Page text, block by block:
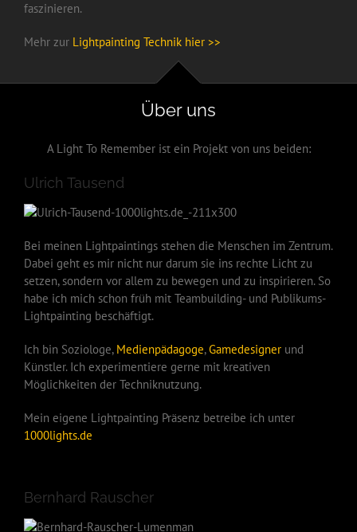
faszinieren.
Mehr zur Lightpainting Technik hier >>
Über uns
A Light To Remember ist ein Projekt von uns beiden:
Ulrich Tausend
Bei meinen Lightpaintings stehen die Menschen im Zentrum.
Dabei geht es mir nicht nur darum sie ins rechte Licht zu
setzen, sondern vor allem zu bewegen und zu inspirieren. So
habe ich mich schon früh mit Teambuilding- und Publikums-
Lightpainting beschäftigt.
Ich bin Soziologe, Medienpädagoge,Gamedesigner und
Künstler. Ich experimentiere gerne mit kreativen
Möglichkeiten der Techniknutzung.
Mein eigene Lightpainting Präsenz betreibe ich unter
1000lights.de
Bernhard Rauscher